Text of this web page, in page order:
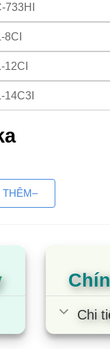
733HI
8CI
12CI
14C3I
Inverter hoạt
sẽ liên tục điều
THÊM–
Chi